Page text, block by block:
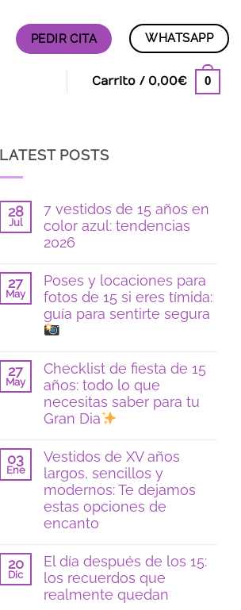
PEDIR CITA WHATSAPP
Carrito / 0,00€ 0
LATEST POSTS
28
Jul
7 vestidos de 15 años en
color azul: tendencias
2026
hay
comentarios
en
vestidos
de
en
color
azul:
tendencias
2026
27
May
Poses y locaciones para
fotos de 15 si eres tímida:
guía para sentirte segura
hay
comentarios
en
y
locaciones
de
15
si
eres
tímida:
guía
para
27
May
Checklist de fiesta de 15
años: todo lo que
necesitas saber para tu
Gran Dia
hay
comentarios
en
Checklist
de
fiesta
de
15
todo
lo
que
necesitas
saber
03
Ene
Vestidos de XV años
largos, sencillos y
modernos: Te dejamos
estas opciones de
encanto
hay
comentarios
en
Vestidos
de
20
Dic
El día después de los 15:
los recuerdos que
realmente quedan